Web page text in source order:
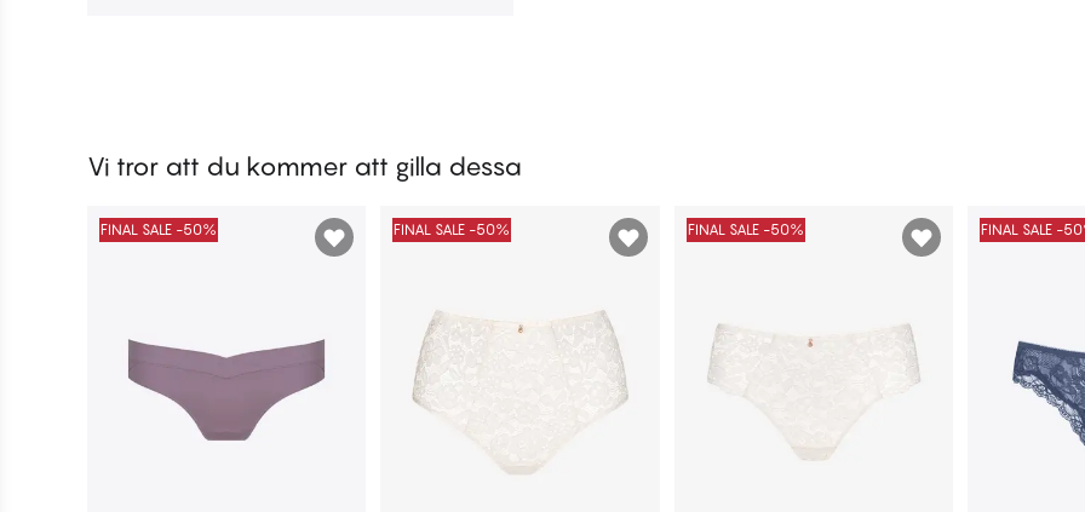
Vi tror att du kommer att gilla dessa
FINAL SALE -50% FINAL SALE -50% FINAL SALE -50% FINAL SALE -